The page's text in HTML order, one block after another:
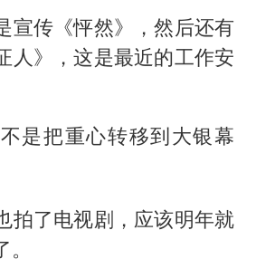
宣传《怦然》，然后还有
人》，这是最近的工作安
是把重心转移到大银幕
拍了电视剧，应该明年就